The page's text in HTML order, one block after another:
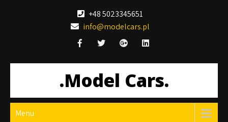
+48 5023345651
info@modelcars.pl
.Model Cars.
Menu